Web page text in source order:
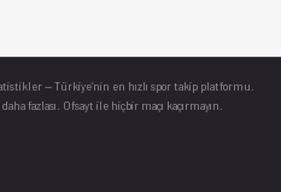
— Türkiye’nin en hızlı spor takip platformu.
fazlası. Ofsayt ile hiçbir maçı kaçırmayın.